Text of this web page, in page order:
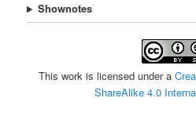
Shownotes
This work is licensed under a
ShareAlike 4.0